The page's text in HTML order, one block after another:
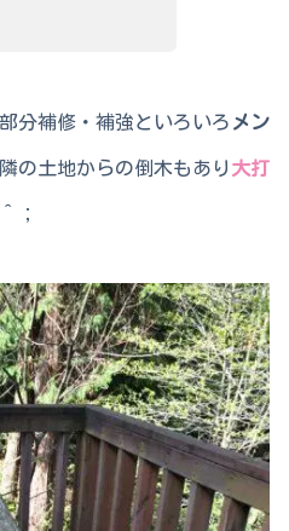
分補修・補強といろいろ メン
の土地からの倒木もあり 大打
；